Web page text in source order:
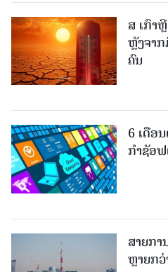
ສ ເກົາ
ຫຼັງຈາ
ຄົນ
6 ເດືອ
ກຳຊັອ
ສາຍກ
ຫຼາຍກ